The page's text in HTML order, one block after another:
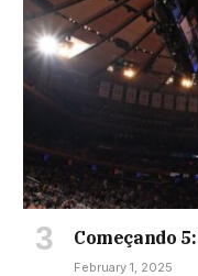
Começando
February 1, 2025